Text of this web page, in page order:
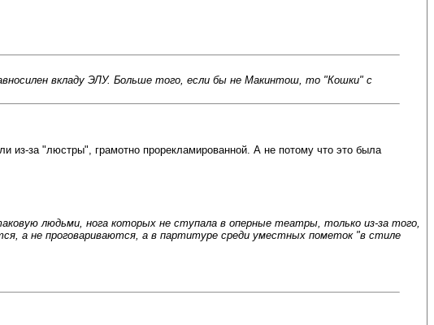
вкладу ЭЛУ. Больше того, если бы не Макинтош, то "Кошки" с
из-за "люстры", грамотно прорекламированной. А не потому что это была
людьми, нога которых не ступала в оперные театры, только из-за того,
а не проговариваются, а в партитуре среди уместных пометок "в стиле